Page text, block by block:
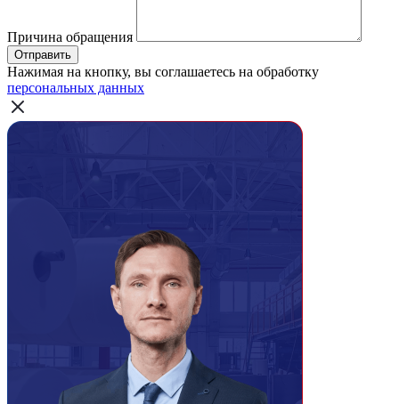
Причина обращения
Отправить
Нажимая на кнопку, вы соглашаетесь на обработку
персональных данных